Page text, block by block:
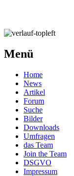
Menü
Home
News
Artikel
Forum
Suche
Bilder
Downloads
Umfragen
das Team
Join the Team
DSGVO
Impressum